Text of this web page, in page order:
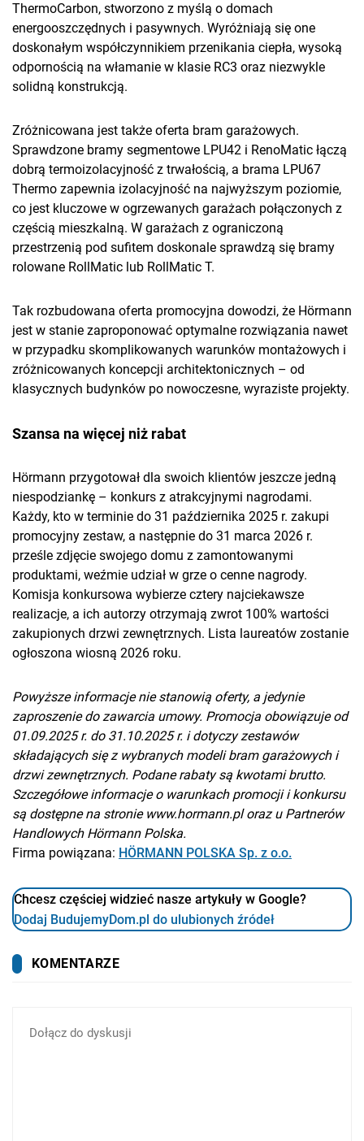
ThermoCarbon, stworzono z myślą o domach
energooszczędnych i pasywnych. Wyróżniają się one
doskonałym współczynnikiem przenikania ciepła, wysoką
odpornością na włamanie w klasie RC3 oraz niezwykle
solidną konstrukcją.
Zróżnicowana jest także oferta bram garażowych.
Sprawdzone bramy segmentowe LPU42 i RenoMatic łączą
dobrą termoizolacyjność z trwałością, a brama LPU67
Thermo zapewnia izolacyjność na najwyższym poziomie,
co jest kluczowe w ogrzewanych garażach połączonych z
częścią mieszkalną. W garażach z ograniczoną
przestrzenią pod sufitem doskonale sprawdzą się bramy
rolowane RollMatic lub RollMatic T.
Tak rozbudowana oferta promocyjna dowodzi, że Hörmann
jest w stanie zaproponować optymalne rozwiązania nawet
w przypadku skomplikowanych warunków montażowych i
zróżnicowanych koncepcji architektonicznych – od
klasycznych budynków po nowoczesne, wyraziste projekty.
Szansa na więcej niż rabat
Hörmann przygotował dla swoich klientów jeszcze jedną
niespodziankę – konkurs z atrakcyjnymi nagrodami.
Każdy, kto w terminie do 31 października 2025 r. zakupi
promocyjny zestaw, a następnie do 31 marca 2026 r.
prześle zdjęcie swojego domu z zamontowanymi
produktami, weźmie udział w grze o cenne nagrody.
Komisja konkursowa wybierze cztery najciekawsze
realizacje, a ich autorzy otrzymają zwrot 100% wartości
zakupionych drzwi zewnętrznych. Lista laureatów zostanie
ogłoszona wiosną 2026 roku.
Powyższe informacje nie stanowią oferty, a jedynie
zaproszenie do zawarcia umowy. Promocja obowiązuje od
01.09.2025 r. do 31.10.2025 r. i dotyczy zestawów
składających się z wybranych modeli bram garażowych i
drzwi zewnętrznych. Podane rabaty są kwotami brutto.
Szczegółowe informacje o warunkach promocji i konkursu
są dostępne na stronie www.hormann.pl oraz u Partnerów
Handlowych Hörmann Polska.
Firma powiązana: HÖRMANN POLSKA Sp. z o.o.
Chcesz częściej widzieć nasze artykuły w Google?
Dodaj BudujemyDom.pl do ulubionych źródeł
KOMENTARZE